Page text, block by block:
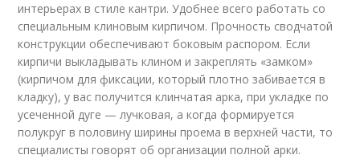
интерьерах в стиле кантри. Удобнее всего работать со
специальным клиновым кирпичом. Прочность сводчатой
конструкции обеспечивают боковым распором. Если
кирпичи выкладывать клином и закреплять «замком»
(кирпичом для фиксации, который плотно забивается в
кладку), у вас получится клинчатая арка, при укладке по
усеченной дуге — лучковая, а когда формируется
полукруг в половину ширины проема в верхней части, то
специалисты говорят об организации полной арки.